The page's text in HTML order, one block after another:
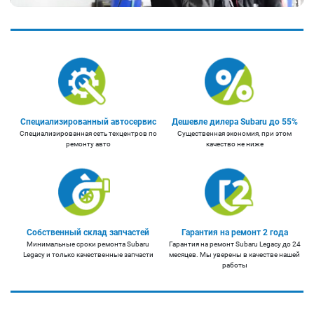
Специализированный автосервис
Специализированная сеть техцентров по
ремонту авто
Дешевле дилера Subaru до 55%
Существенная экономия, при этом
качество не ниже
Собственный склад запчастей
Минимальные сроки ремонта Subaru
Legacy и только качественные запчасти
Гарантия на ремонт 2 года
Гарантия на ремонт Subaru Legacy до 24
месяцев. Мы уверены в качестве нашей
работы